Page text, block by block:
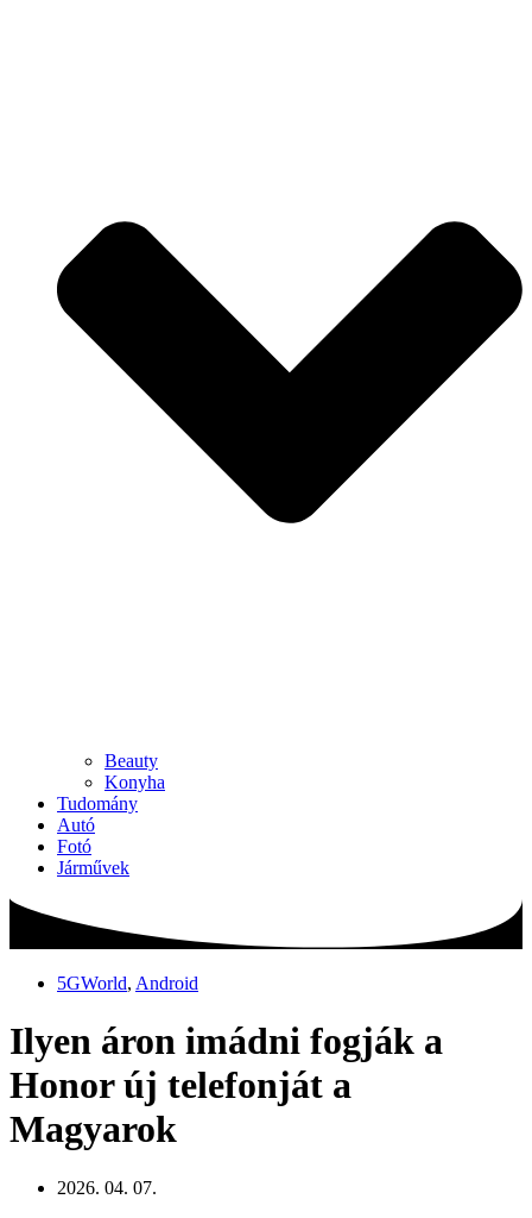
Beauty
Konyha
Tudomány
Autó
Fotó
Járművek
5GWorld, Android
Ilyen áron imádni fogják a
Honor új telefonját a
Magyarok
2026. 04. 07.